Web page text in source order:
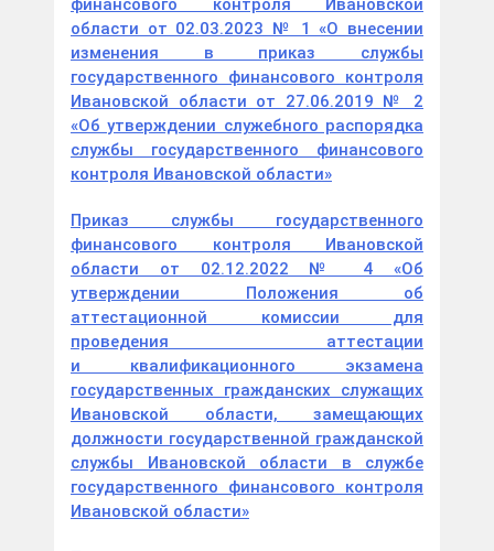
финансового контроля Ивановской
области от 02.03.2023 № 1 «О внесении
изменения в приказ службы
государственного финансового контроля
Ивановской области от 27.06.2019 № 2
«Об утверждении служебного распорядка
службы государственного финансового
контроля Ивановской области»
Приказ службы государственного
финансового контроля Ивановской
области от 02.12.2022 № 4 «Об
утверждении Положения об
аттестационной комиссии для
проведения аттестации
и квалификационного экзамена
государственных гражданских служащих
Ивановской области, замещающих
должности государственной гражданской
службы Ивановской области в службе
государственного финансового контроля
Ивановской области»